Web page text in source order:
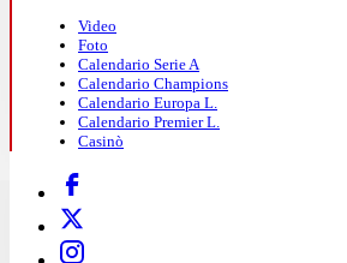
Video
Foto
Calendario Serie A
Calendario Champions
Calendario Europa L.
Calendario Premier L.
Casinò